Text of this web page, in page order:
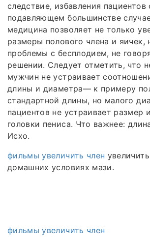
следствие, избавления пациентов
подавляющем большинстве
медицина позволяет не только
размеры полового члена и яичек,
проблемы с бесплодием, не
решении. Следует отметить, что
мужчин не устраивает
длины и диаметра— к примеру
стандартной длины, но малого
пациентов не устраивает размер
головки пениса. Что важнее:
Исхо.
фильмы увеличить член
домашних условиях мази.
фильмы увеличить член